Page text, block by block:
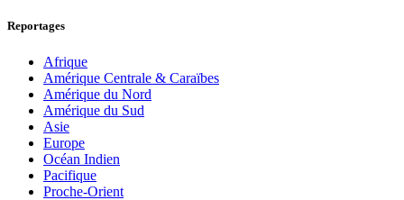
Reportages
Afrique
Amérique Centrale & Caraïbes
Amérique du Nord
Amérique du Sud
Asie
Europe
Océan Indien
Pacifique
Proche-Orient